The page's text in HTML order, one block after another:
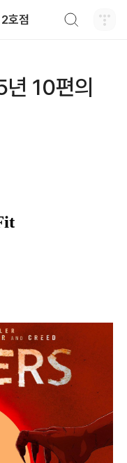
호점
10편의